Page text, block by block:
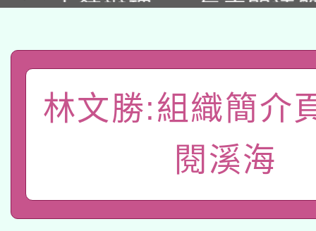
招)
礎課程
A3數位素養講師名單
「數位內容與教學軟體
有關大陸委員會函釋公
薪期間赴陸應申請許可
轉知經濟部水利署委託
業技術研究院辦理「
115年8月22日(星期六
林文勝:組織簡介
閱溪海